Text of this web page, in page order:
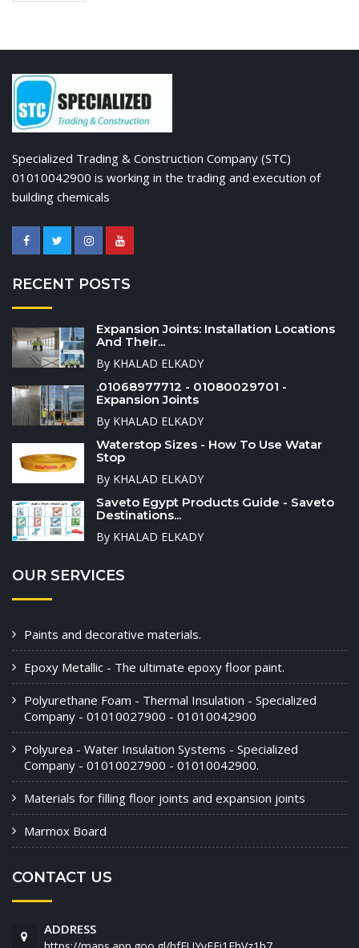
Specialized Trading & Construction Company (STC)
01010042900 is working in the trading and execution of
building chemicals
RECENT POSTS
Expansion Joints: Installation Locations
And Their...
By KHALAD ELKADY
.01068977712 - 01080029701 -
Expansion Joints
By KHALAD ELKADY
Waterstop Sizes - How To Use Watar
Stop
By KHALAD ELKADY
Saveto Egypt Products Guide - Saveto
Destinations...
By KHALAD ELKADY
OUR SERVICES
Paints and decorative materials.
Epoxy Metallic - The ultimate epoxy floor paint.
Polyurethane Foam - Thermal Insulation - Specialized
Company - 01010027900 - 01010042900
Polyurea - Water Insulation Systems - Specialized
Company - 01010027900 - 01010042900.
Materials for filling floor joints and expansion joints
Marmox Board
CONTACT US
ADDRESS